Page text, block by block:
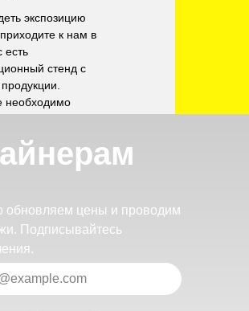
экспозицию
к нам в
есть
стенд с
необходимо
обновляем цены и проводим
Подписывайтесь